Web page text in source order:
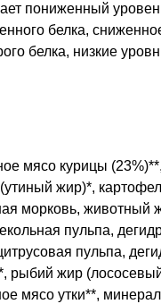
пониженный
белка,
белка, низкие
мясо курицы
жир)*,
морковь, животный
пульпа,
пульпа,
рыбий жир
мясо утки**,